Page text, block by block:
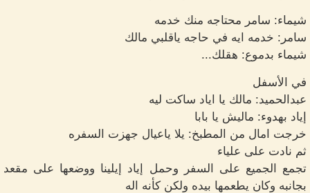
شيماء: سامر محتاجه منك خدمه
سامر: خدمه ايه في حاجه ياقلبي مالك
شيماء بدموع: هقلك...
في الأسفل
عبدالحميد: مالك يا اياد ساكت ليه
إياد بهدوء: ماليش يا بابا
خرجت امال من المطبخ: يلا ياعيال جهزت السفره
ثم نادت على علياء
تجمع الجميع على السفر وحمل إياد إيلينا ووضعها على مقعد
بجانبه وكان يطعمها بيده ولكن كأنه اله